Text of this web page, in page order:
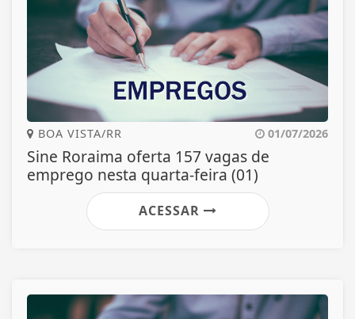
BOA VISTA/RR 01/07/2026
Sine Roraima oferta 157 vagas de
emprego nesta quarta-feira (01)
ACESSAR